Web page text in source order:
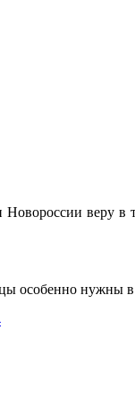
веру
особенно нужны